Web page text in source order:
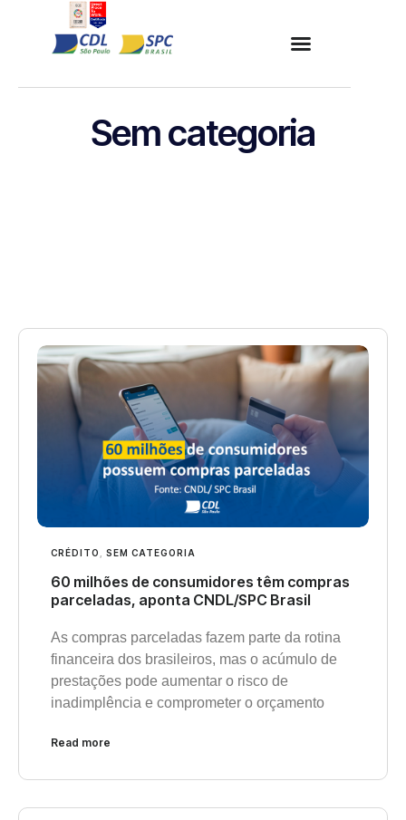
Sem categoria
CRÉDITO SEM CATEGORIA
60 milhões de consumidores têm compras
parceladas, aponta CNDL/SPC Brasil
As compras parceladas fazem parte da rotina
financeira dos brasileiros, mas o acúmulo de
prestações pode aumentar o risco de
inadimplência e comprometer o orçamento
Read more